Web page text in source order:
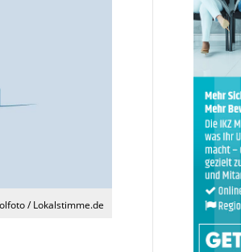
/ Lokalstimme.de